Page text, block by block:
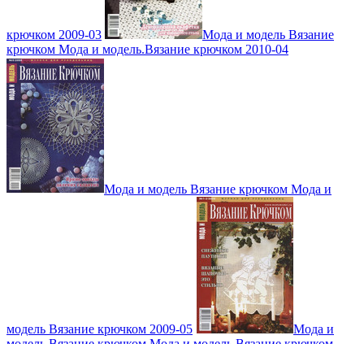
крючком 2009-03
Мода и модель Вязание
крючком Мода и модель.Вязание крючком 2010-04
Мода и модель Вязание крючком Мода и
модель Вязание крючком 2009-05
Мода и